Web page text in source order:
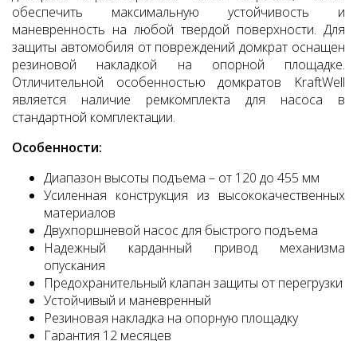
обеспечить максимальную устойчивость и
маневренность на любой твердой поверхности. Для
защиты автомобиля от повреждений домкрат оснащен
резиновой накладкой на опорной площадке.
Отличительной особенностью домкратов KraftWell
является наличие ремкомплекта для насоса в
стандартной комплектации.
Особенности:
Диапазон высоты подъема – от 120 до 455 мм
Усиленная конструкция из высококачественных
материалов
Двухпоршневой насос для быстрого подъема
Надежный карданный привод механизма
опускания
Предохранительный клапан защиты от перегрузки
Устойчивый и маневренный
Резиновая накладка на опорную площадку
Гарантия 12 месяцев